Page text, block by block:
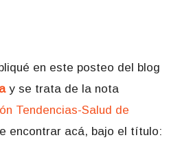
en este posteo del blog
y se trata de la nota
Tendencias-Salud de
encontrar acá, bajo el título: